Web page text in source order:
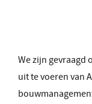
We zijn gevraagd
uit te voeren van